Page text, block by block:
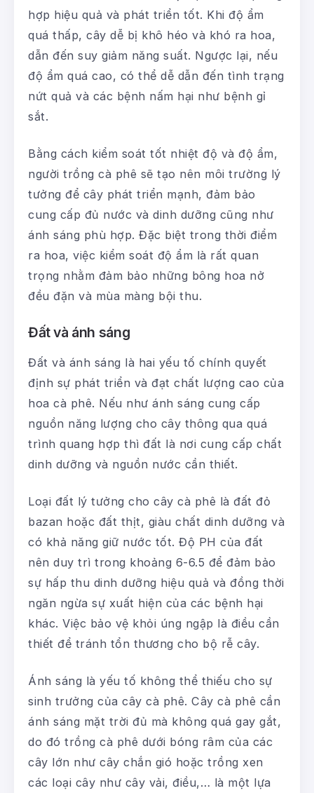
hợp hiệu quả và phát triển tốt. Khi độ ẩm
quá thấp, cây dễ bị khô héo và khó ra hoa,
dẫn đến suy giảm năng suất. Ngược lại, nếu
độ ẩm quá cao, có thể dễ dẫn đến tình trạng
nứt quả và các bệnh nấm hại như bệnh gỉ
sắt.
Bằng cách kiểm soát tốt nhiệt độ và độ ẩm,
người trồng cà phê sẽ tạo nên môi trường lý
tưởng để cây phát triển mạnh, đảm bảo
cung cấp đủ nước và dinh dưỡng cũng như
ánh sáng phù hợp. Đặc biệt trong thời điểm
ra hoa, việc kiểm soát độ ẩm là rất quan
trọng nhằm đảm bảo những bông hoa nở
đều đặn và mùa màng bội thu.
Đất và ánh sáng
Đất và ánh sáng là hai yếu tố chính quyết
định sự phát triển và đạt chất lượng cao của
hoa cà phê. Nếu như ánh sáng cung cấp
nguồn năng lượng cho cây thông qua quá
trình quang hợp thì đất là nơi cung cấp chất
dinh dưỡng và nguồn nước cần thiết.
Loại đất lý tưởng cho cây cà phê là đất đỏ
bazan hoặc đất thịt, giàu chất dinh dưỡng và
có khả năng giữ nước tốt. Độ PH của đất
nên duy trì trong khoảng 6-6.5 để đảm bảo
sự hấp thu dinh dưỡng hiệu quả và đồng thời
ngăn ngừa sự xuất hiện của các bệnh hại
khác. Việc bảo vệ khỏi úng ngập là điều cần
thiết để tránh tổn thương cho bộ rễ cây.
Ánh sáng là yếu tố không thể thiếu cho sự
sinh trưởng của cây cà phê. Cây cà phê cần
ánh sáng mặt trời đủ mà không quá gay gắt,
do đó trồng cà phê dưới bóng râm của các
cây lớn như cây chắn gió hoặc trồng xen
các loại cây như cây vải, điều,… là một lựa